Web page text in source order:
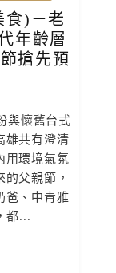
食)－老
年齡層
搶先預
與懷舊台式
雄共有澄清
用環境氣氛
父親節，
爸、中青雅
都...